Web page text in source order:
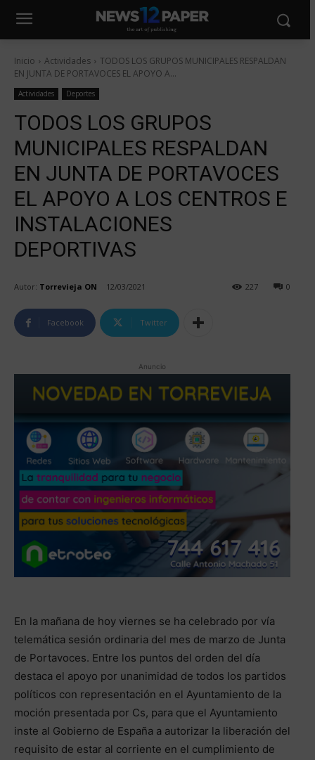
Inicio Actividades
TODOS LOS GRUPOS MUNICIPALES RESPALDAN
EN JUNTA DE PORTAVOCES EL APOYO A...
Actividades Deportes
TODOS LOS GRUPOS
MUNICIPALES RESPALDAN
EN JUNTA DE PORTAVOCES
EL APOYO A LOS CENTROS E
INSTALACIONES
DEPORTIVAS
Autor: Torrevieja ON 12/03/2021 0
227
Facebook Twitter
Anuncio
En la mañana de hoy viernes se ha celebrado por vía
telemática sesión ordinaria del mes de marzo de Junta
de Portavoces. Entre los puntos del orden del día
destaca el apoyo por unanimidad de todos los partidos
políticos con representación en el Ayuntamiento de la
moción presentada por Cs, para que el Ayuntamiento
inste al Gobierno de España a autorizar la liberación del
requisito de estar al corriente en el cumplimiento de